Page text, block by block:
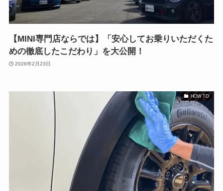
【MINI専門店ならでは】「安心してお乗りいただくた
めの徹底したこだわり」を大公開！
2026年2月23日
HOW TO